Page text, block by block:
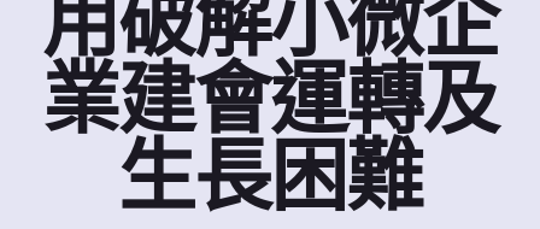
業建會運轉及
生長困難